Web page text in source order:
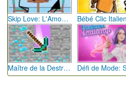
Skip Love: L'Amour en Péril
Maître de la Destruction: Fusion de Pioches